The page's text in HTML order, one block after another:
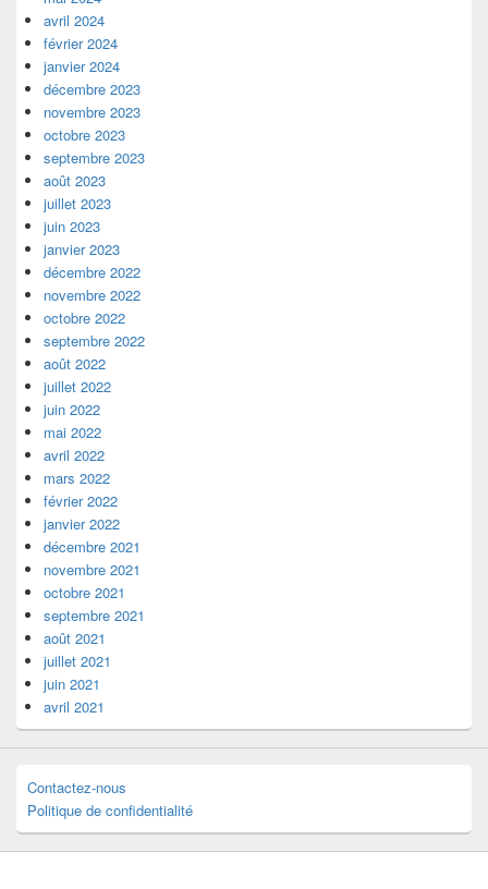
avril 2024
février 2024
janvier 2024
décembre 2023
novembre 2023
octobre 2023
septembre 2023
août 2023
juillet 2023
juin 2023
janvier 2023
décembre 2022
novembre 2022
octobre 2022
septembre 2022
août 2022
juillet 2022
juin 2022
mai 2022
avril 2022
mars 2022
février 2022
janvier 2022
décembre 2021
novembre 2021
octobre 2021
septembre 2021
août 2021
juillet 2021
juin 2021
avril 2021
Contactez-nous
Politique de confidentialité